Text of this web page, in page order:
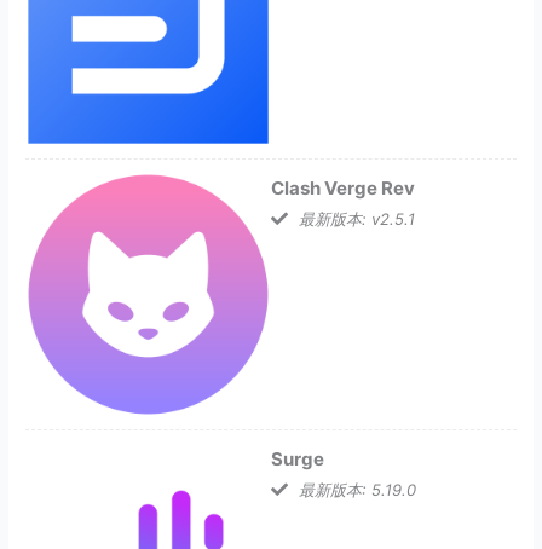
Clash Verge Rev
最新版本: v2.5.1
Surge
最新版本: 5.19.0